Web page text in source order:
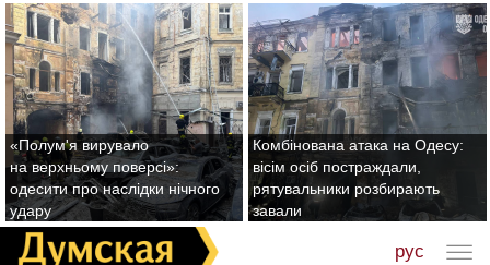
«Полум'я вирувало
на верхньому поверсі»:
одесити про наслідки нічного
удару
Комбінована атака на Одесу:
вісім осіб постраждали,
рятувальники розбирають
завали
рус